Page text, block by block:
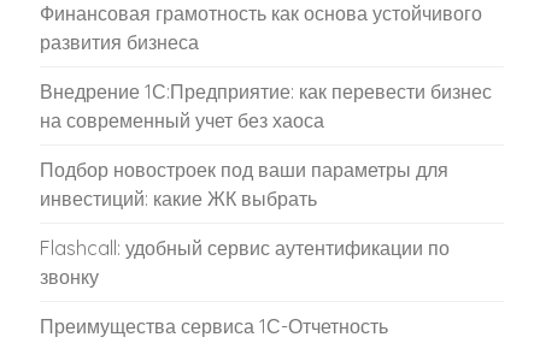
Финансовая грамотность как основа устойчивого
развития бизнеса
Внедрение 1С:Предприятие: как перевести бизнес
на современный учет без хаоса
Подбор новостроек под ваши параметры для
инвестиций: какие ЖК выбрать
Flashcall: удобный сервис аутентификации по
звонку
Преимущества сервиса 1С-Отчетность